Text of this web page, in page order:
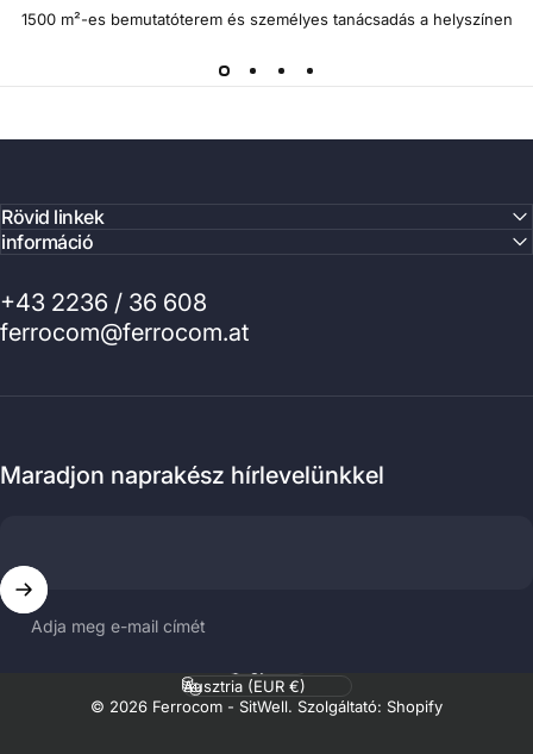
1500 m²-es bemutatóterem és személyes tanácsadás a helyszínen
Rövid linkek
információ
+43 2236 / 36 608
ferrocom@ferrocom.at
Maradjon naprakész hírlevelünkkel
Adja meg e-mail címét
© 2026 Ferrocom - SitWell. Szolgáltató: Shopify
Nyelv
Ország/régió